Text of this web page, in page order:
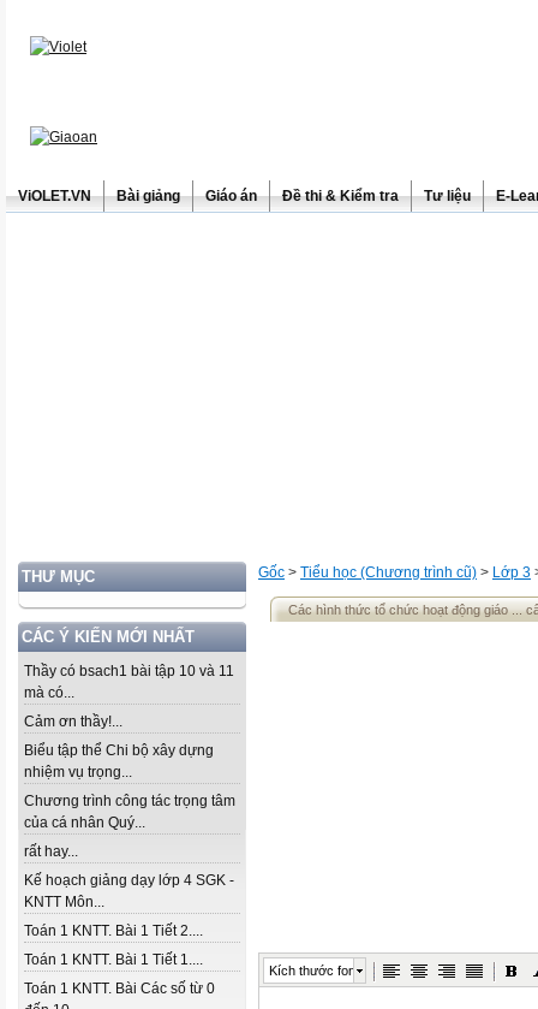
ViOLET.VN Bài giảng Giáo án Đề thi & Kiểm tra Tư liệu E-
THƯ MỤC
CÁC Ý KIẾN MỚI NHẤT
Thầy có bsach1 bài tập 10 và 11
mà có...
Cảm ơn thầy!...
Biểu tập thể Chi bộ xây dựng
nhiệm vụ trọng...
Chương trình công tác trọng tâm
của cá nhân Quý...
rất hay...
Kế hoạch giảng dạy lớp 4 SGK -
KNTT Môn...
Toán 1 KNTT. Bài 1 Tiết 2....
Toán 1 KNTT. Bài 1 Tiết 1....
Toán 1 KNTT. Bài Các số từ 0
Gốc > Tiểu học (Chương trình cũ) > Lớp 3
Các hình thức tổ chức hoạt động giáo ...
Kích thước font